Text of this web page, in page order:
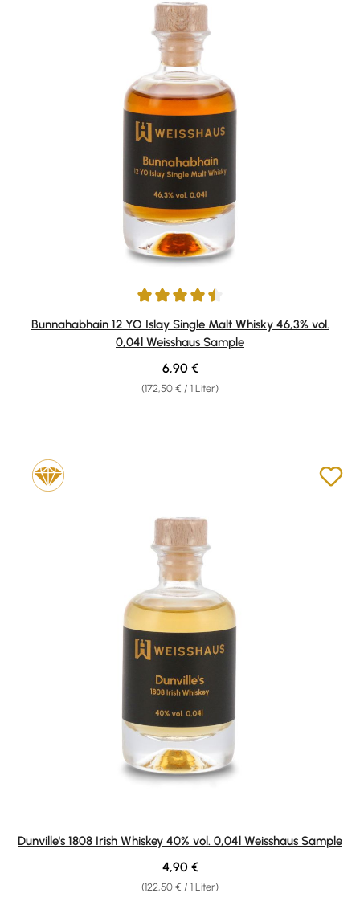
Durchschnittliche Bewertung von 4.5 von 5 Sternen
Bunnahabhain 12 YO Islay Single Malt Whisky 46,3% vol.
0,04l Weisshaus Sample
(172,50 € / 1 Liter)
Regulärer Preis:
6,90 €
Dunville's 1808 Irish Whiskey 40% vol. 0,04l Weisshaus Sample
(122,50 € / 1 Liter)
Regulärer Preis:
4,90 €